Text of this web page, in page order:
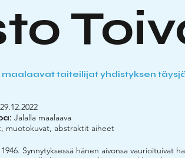
maalaavat taiteilijat yhdistyksen
29.12.2022
Jalalla maalaava
muotokuvat, abstraktit aiheet
Synnytyksessä hänen aivonsa vaurioituivat